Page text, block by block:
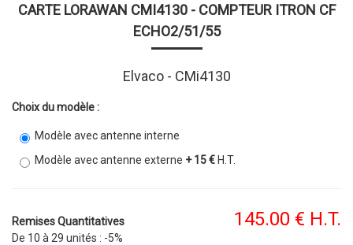
CARTE LORAWAN CMI4130 - COMPTEUR ITRON CF
ECHO2/51/55
Elvaco - CMi4130
Choix du modèle :
Modèle avec antenne interne
Modèle avec antenne externe + 15 € H.T.
145.00 € H.T.
Remises Quantitatives
De 10 à 29 unités : -5%